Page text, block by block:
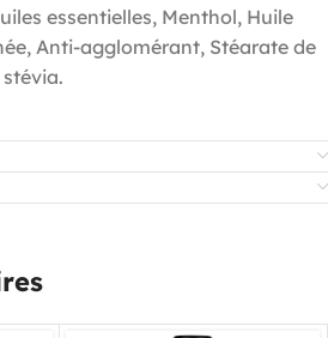
essentielles, Menthol, Huile
Anti-agglomérant, Stéarate de